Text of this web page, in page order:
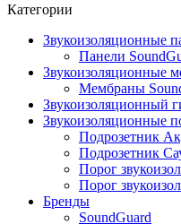
Категории
Звукоизоляционные
Панели
Звукоизоляционные
Мембраны
Звукоизоляционный
Звукоизоляционные
Подрозетник
Подрозетник
Порог
Порог
Бренды
SoundGuard